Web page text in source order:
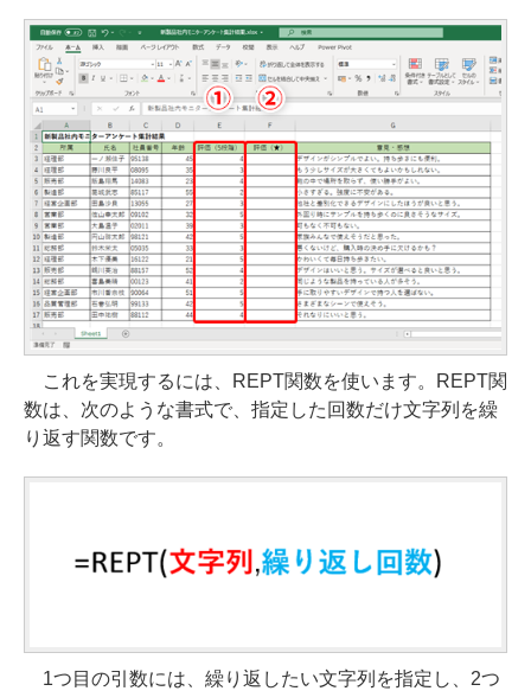
これを実現するには、REPT関数を使います。REPT関
数は、次のような書式で、指定した回数だけ文字列を繰
り返す関数です。
1つ目の引数には、繰り返したい文字列を指定し、2つ